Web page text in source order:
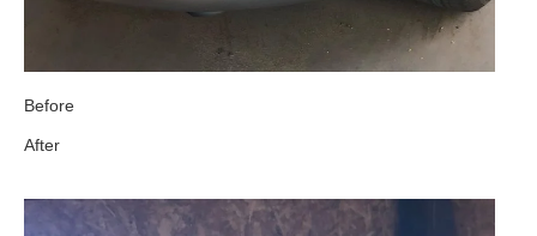
Before
After